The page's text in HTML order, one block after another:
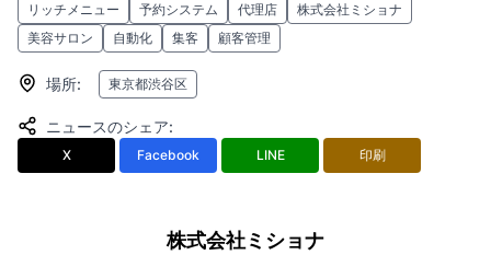
リッチメニュー
予約システム 代理店
株式会社ミショナ
美容サロン
自動化 集客 顧客管理
場所: 東京都渋谷区
ニュースのシェア:
X Facebook LINE 印刷
株式会社ミショナ